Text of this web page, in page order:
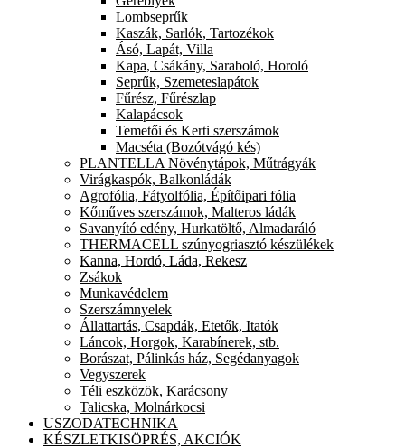
Lombseprűk
Kaszák, Sarlók, Tartozékok
Ásó, Lapát, Villa
Kapa, Csákány, Saraboló, Horoló
Seprűk, Szemeteslapátok
Fűrész, Fűrészlap
Kalapácsok
Temetői és Kerti szerszámok
Macséta (Bozótvágó kés)
PLANTELLA Növénytápok, Műtrágyák
Virágkaspók, Balkonládák
Agrofólia, Fátyolfólia, Építőipari fólia
Kőműves szerszámok, Malteros ládák
Savanyító edény, Hurkatöltő, Almadaráló
THERMACELL szúnyogriasztó készülékek
Kanna, Hordó, Láda, Rekesz
Zsákok
Munkavédelem
Szerszámnyelek
Állattartás, Csapdák, Etetők, Itatók
Láncok, Horgok, Karabínerek, stb.
Borászat, Pálinkás ház, Segédanyagok
Vegyszerek
Téli eszközök, Karácsony
Talicska, Molnárkocsi
USZODATECHNIKA
KÉSZLETKISÖPRÉS, AKCIÓK